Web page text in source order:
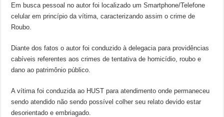
Em busca pessoal no autor foi localizado um Smartphone/Telefone
celular em princípio da vítima, caracterizando assim o crime de
Roubo.
Diante dos fatos o autor foi conduzido à delegacia para providências
cabíveis referentes aos crimes de tentativa de homicídio, roubo e
dano ao patrimônio público.
A vítima foi conduzida ao HUST para atendimento onde permaneceu
sendo atendido não sendo possível colher seu relato devido estar
desorientado e embriagado.